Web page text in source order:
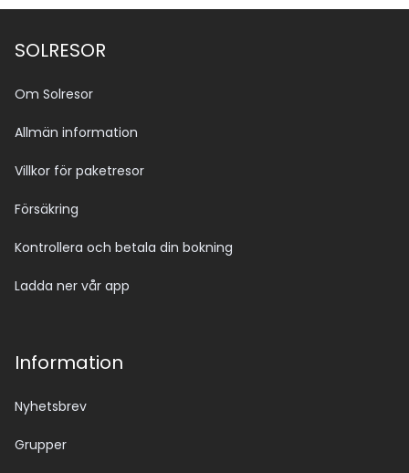
SOLRESOR
Om Solresor
Allmän information
Villkor för paketresor
Försäkring
Kontrollera och betala din bokning
Ladda ner vår app
Information
Nyhetsbrev
Grupper